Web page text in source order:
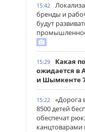
15:42
бренды и
будут
15:29
Какая
ожидается в
и Шымкенте
15:22
«Дорога
8500 детей
обеспечат
канцтоварами